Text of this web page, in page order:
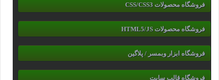
فروشگاه محصولات CSS/CSS3
فروشگاه محصولات HTML5/JS
فروشگاه ابزار وبمسر / پلاگین
فروشگاه قالب سایت